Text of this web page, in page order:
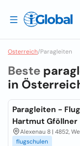
Osterreich/Paragleiten
Beste
in
Paragleiten -
Hartmut Gföllner
Alexenau 8 | 4852,
flugschulen